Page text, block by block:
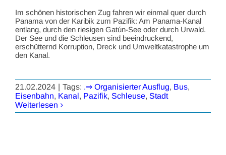
Im schönen historischen Zug fahren wir einmal quer durch
Panama von der Karibik zum Pazifik: Am Panama-Kanal
entlang, durch den riesigen Gatún-See oder durch Urwald.
Der See und die Schleusen sind beeindruckend,
erschütternd Korruption, Dreck und Umweltkatastrophe um
den Kanal.
21.02.2024 Tags: .⇒ Organisierter Ausflug, Bus,
Eisenbahn, Kanal , Pazifik, Schleuse, Stadt
Weiterlesen